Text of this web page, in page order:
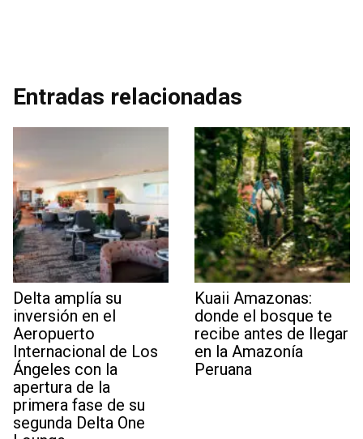
Entradas relacionadas
Delta amplía su
inversión en el
Aeropuerto
Internacional de Los
Ángeles con la
apertura de la
primera fase de su
segunda Delta One
Kuaii Amazonas:
donde el bosque te
recibe antes de llegar
en la Amazonía
Peruana